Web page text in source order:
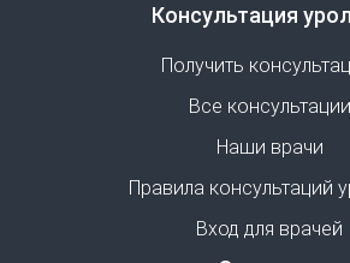
Консультация
Получить
Все консультации
Наши врачи
Правила консультаций
Вход для врачей